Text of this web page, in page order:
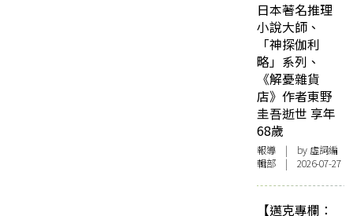
日本著名推理
小說大師、
「神探伽利
略」系列、
《解憂雜貨
店》作者東野
圭吾逝世 享年
68歲
報導 | by 虛詞編
輯部 | 2026-07-27
【邁克專欄：